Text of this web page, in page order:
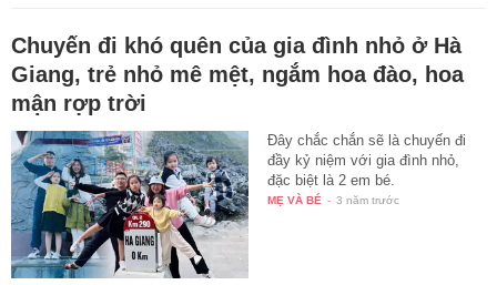
Chuyến đi khó quên của gia đình nhỏ ở Hà
Giang, trẻ nhỏ mê mệt, ngắm hoa đào, hoa
mận rợp trời
Đây chắc chắn sẽ là chuyến đi
đầy kỷ niệm với gia đình nhỏ,
đặc biệt là 2 em bé.
MẸ VÀ BÉ - 3 năm trước